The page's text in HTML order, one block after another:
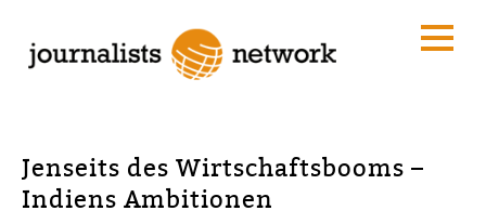
Jenseits des Wirtschaftsbooms –
Indiens Ambitionen